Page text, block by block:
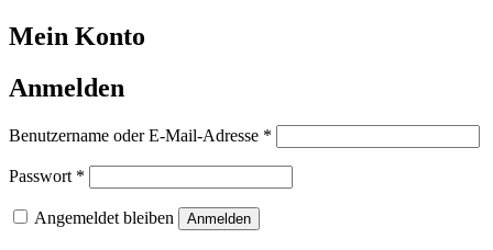
Mein Konto
Anmelden
Benutzername oder E-Mail-Adresse *
Passwort *
Angemeldet bleiben Anmelden